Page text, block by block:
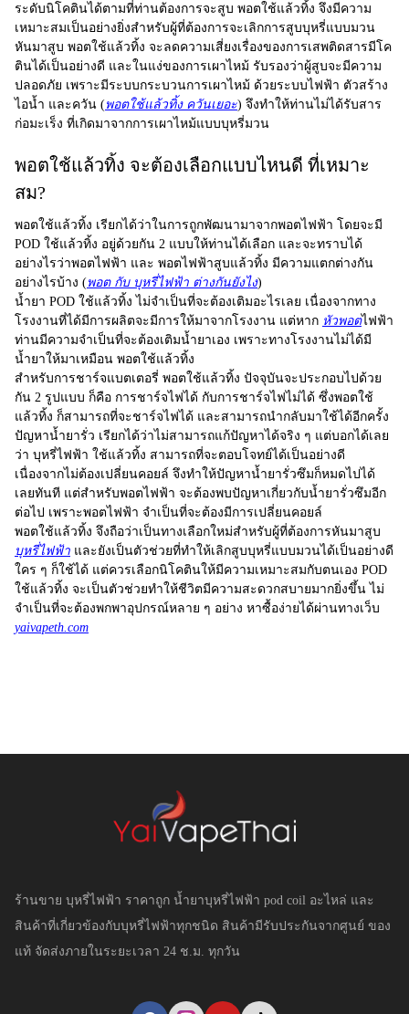
ระดับนิโคตินได้ตามที่ท่านต้องการจะสูบ พอตใช้แล้วทิ้ง จึงมีความ
เหมาะสมเป็นอย่างยิ่งสำหรับผู้ที่ต้องการจะเลิกการสูบบุหรี่แบบมวน
หันมาสูบ พอตใช้แล้วทิ้ง จะลดความเสี่ยงเรื่องของการเสพติดสารมีโค
ตินได้เป็นอย่างดี และในแง่ของการเผาไหม้ รับรองว่าผู้สูบจะมีความ
ปลอดภัย เพราะมีระบบกระบวนการเผาไหม้ ด้วยระบบไฟฟ้า ตัวสร้าง
ไอน้ำ และควัน (พอตใช้แล้วทิ้ง ควันเยอะ) จึงทำให้ท่านไม่ได้รับสาร
ก่อมะเร็ง ที่เกิดมาจากการเผาไหม้แบบบุหรี่มวน
พอตใช้แล้วทิ้ง จะต้องเลือกแบบไหนดี ที่เหมาะ
สม?
พอตใช้แล้วทิ้ง เรียกได้ว่าในการถูกพัฒนามาจากพอตไฟฟ้า โดยจะมี
POD ใช้แล้วทิ้ง อยู่ด้วยกัน 2 แบบให้ท่านได้เลือก และจะทราบได้
อย่างไรว่าพอตไฟฟ้า และ พอตไฟฟ้าสูบแล้วทิ้ง มีความแตกต่างกัน
อย่างไรบ้าง (พอต กับ บุหรี่ไฟฟ้า ต่างกันยังไง)
น้ำยา POD ใช้แล้วทิ้ง ไม่จำเป็นที่จะต้องเติมอะไรเลย เนื่องจากทาง
โรงงานที่ได้มีการผลิตจะมีการให้มาจากโรงงาน แต่หาก หัวพอตไฟฟ้า
ท่านมีความจำเป็นที่จะต้องเติมน้ำยาเอง เพราะทางโรงงานไม่ได้มี
น้ำยาให้มาเหมือน พอตใช้แล้วทิ้ง
สำหรับการชาร์จแบตเตอรี่ พอตใช้แล้วทิ้ง ปัจจุบันจะประกอบไปด้วย
กัน 2 รูปแบบ ก็คือ การชาร์จไฟได้ กับการชาร์จไฟไม่ได้ ซึ่งพอตใช้
แล้วทิ้ง ก็สามารถที่จะชาร์จไฟได้ และสามารถนำกลับมาใช้ได้อีกครั้ง
ปัญหาน้ำยารั่ว เรียกได้ว่าไม่สามารถแก้ปัญหาได้จริง ๆ แต่บอกได้เลย
ว่า บุหรี่ไฟฟ้า ใช้แล้วทิ้ง สามารถที่จะตอบโจทย์ได้เป็นอย่างดี
เนื่องจากไม่ต้องเปลี่ยนคอยล์ จึงทำให้ปัญหาน้ำยารั่วซึมก็หมดไปได้
เลยทันที แต่สำหรับพอตไฟฟ้า จะต้องพบปัญหาเกี่ยวกับน้ำยารั่วซึมอีก
ต่อไป เพราะพอตไฟฟ้า จำเป็นที่จะต้องมีการเปลี่ยนคอยล์
พอตใช้แล้วทิ้ง จึงถือว่าเป็นทางเลือกใหม่สำหรับผู้ที่ต้องการหันมาสูบ
บุหรี่ไฟฟ้า และยังเป็นตัวช่วยที่ทำให้เลิกสูบบุหรี่แบบมวนได้เป็นอย่างดี
ใคร ๆ ก็ใช้ได้ แต่ควรเลือกนิโคตินให้มีความเหมาะสมกับตนเอง POD
ใช้แล้วทิ้ง จะเป็นตัวช่วยทำให้ชีวิตมีความสะดวกสบายมากยิ่งขึ้น ไม่
จำเป็นที่จะต้องพกพาอุปกรณ์หลาย ๆ อย่าง หาซื้อง่ายได้ผ่านทางเว็บ
yaivapeth.com
ร้านขาย บุหรี่ไฟฟ้า ราคาถูก น้ำยาบุหรี่ไฟฟ้า pod coil อะไหล่ และ
สินค้าที่เกี่ยวข้องกับบุหรี่ไฟฟ้าทุกชนิด สินค้ามีรับประกันจากศูนย์ ของ
แท้ จัดส่งภายในระยะเวลา 24 ช.ม. ทุกวัน